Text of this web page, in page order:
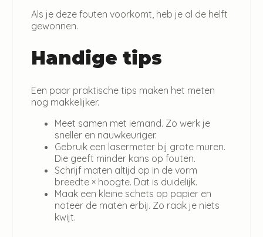
Als je deze fouten voorkomt, heb je al de helft
gewonnen.
Handige tips
Een paar praktische tips maken het meten
nog makkelijker.
Meet samen met iemand. Zo werk je
sneller en nauwkeuriger.
Gebruik een lasermeter bij grote muren.
Die geeft minder kans op fouten.
Schrijf maten altijd op in de vorm
breedte × hoogte. Dat is duidelijk.
Maak een kleine schets op papier en
noteer de maten erbij. Zo raak je niets
kwijt.